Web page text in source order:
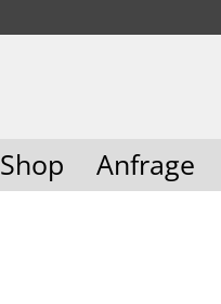
Shop Anfrage